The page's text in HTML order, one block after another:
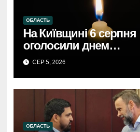
ОБЛАСТЬ
На Київщині 6 серпня
оголосили днем
жалобиКиївщина в
загиблими.
СЕР 5, 2026
ОБЛАСТЬ